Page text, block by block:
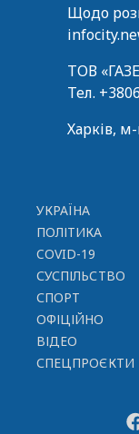
Щодо
ТОВ
Тел.
Харків,
УКРАЇНА
ПОЛІТИКА
COVID-19
СУСПІЛЬСТВО
СПОРТ
ОФІЦІЙНО
ВІДЕО
СПЕЦПРОЄКТИ